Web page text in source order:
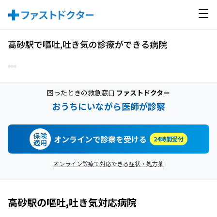
高砂駅で嘔吐,吐き気の診療ができる病院
困ったときの救急窓口 ファストドクター
おうちにいながら医師が診察
保険
適用 オンラインで診察を受ける 24時間受付
オンライン診療で対応できる症状・処方薬
高砂駅の嘔吐,吐き気対応病院